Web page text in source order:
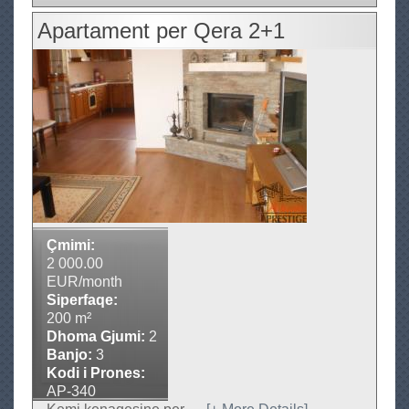
b
o
u
t
V
i
e
p
e
i
r
/
S
Apartament per Qera 2+1
Çmimi:
2 000.00
EUR/month
Siperfaqe:
200 m²
Dhoma Gjumi: 2
Banjo: 3
Kodi i Prones:
AP-340